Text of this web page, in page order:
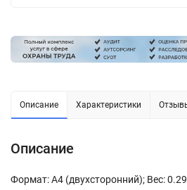
Описание Характеристики
Описание
Формат: А4 (двухсторонний); Вес: